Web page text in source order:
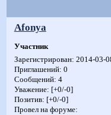
Afonya
Участник
Зарегистрирован: 2014-03-
Приглашений: 0
Сообщений: 4
Уважение: [+0/-0]
Позитив: [+0/-0]
Провел на форуме: